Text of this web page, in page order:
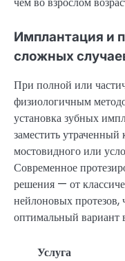
Имплантация и
сложных
При полной или
физиологичным
установка зубных
заместить утраченный
мостовидного или
Современное
решения — от
нейлоновых протезов,
оптимальный вариант
Услуга